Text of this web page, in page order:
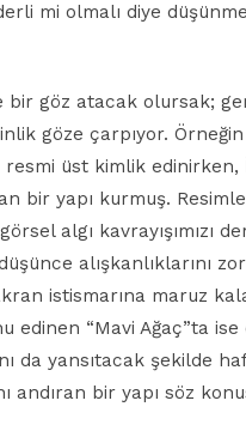
mi olmalı diye
bir göz atacak olursak;
göze çarpıyor.
üst kimlik edinirken,
bir yapı kurmuş.
algı kavrayışımızı
alışkanlıklarını
istismarına maruz
edinen “Mavi Ağaç”ta
da yansıtacak şekilde
andıran bir yapı söz